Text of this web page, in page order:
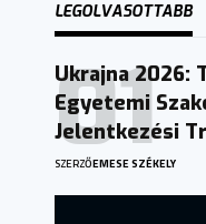
LEGOLVASOTTABB
Ukrajna 2026:
Egyetemi
Jelentkezési
SZERZŐEMESE SZÉKELY